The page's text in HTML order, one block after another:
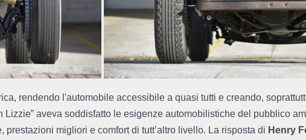
rendendo l'automobile accessibile a quasi tutti e creando,
aveva soddisfatto le esigenze automobilistiche del pubblico
migliori e comfort di tutt’altro livello. La risposta di Henry